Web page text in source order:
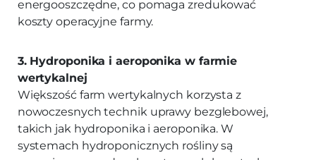
energooszczędne, co pomaga zredukować
koszty operacyjne farmy.
3. Hydroponika i aeroponika w farmie
wertykalnej
Większość farm wertykalnych korzysta z
nowoczesnych technik uprawy bezglebowej,
takich jak hydroponika i aeroponika. W
systemach hydroponicznych rośliny są